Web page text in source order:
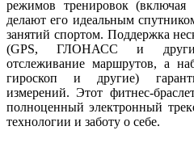
режимов тренировок (включая
делают его идеальным
занятий спортом. Поддержка
(GPS, ГЛОНАСС и
отслеживание маршрутов, а
гироскоп и другие)
измерений. Этот
полноценный электронный
технологии и заботу о себе.